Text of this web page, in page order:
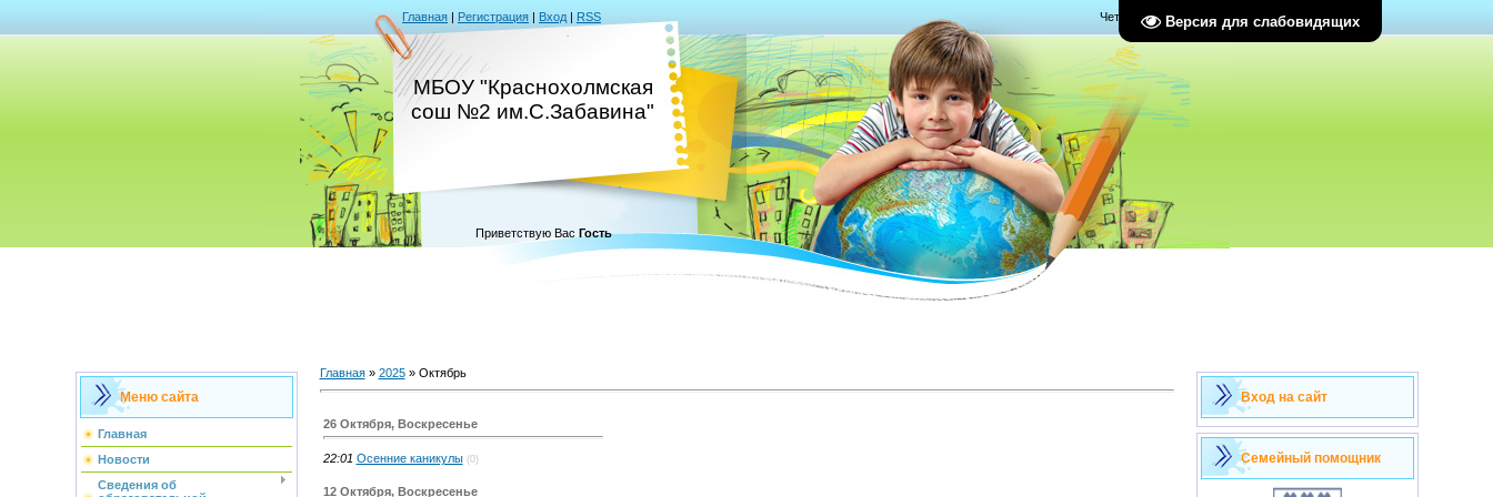
Версия для слабовидящих
Главная | Регистрация | Вход | RSS Четверг, 06.08.2026, 14:16
МБОУ "Краснохолмская
сош №2 им.С.Забавина"
Приветствую Вас Гость
Меню сайта
Главная
Новости
Сведения об
Главная» 2025 » Октябрь
26 Октября, Воскресенье
22:01 Осенние каникулы (0)
12 Октября, Воскресенье
Вход на сайт
Семейный помощник